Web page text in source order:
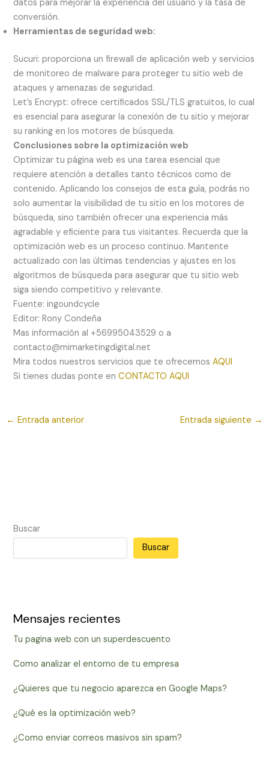
datos para mejorar la experiencia del usuario y la tasa de
conversión.
Herramientas de seguridad web:
Sucuri: proporciona un firewall de aplicación web y servicios
de monitoreo de malware para proteger tu sitio web de
ataques y amenazas de seguridad.
Let’s Encrypt: ofrece certificados SSL/TLS gratuitos, lo cual
es esencial para asegurar la conexión de tu sitio y mejorar
su ranking en los motores de búsqueda.
Conclusiones sobre la optimización web
Optimizar tu página web es una tarea esencial que
requiere atención a detalles tanto técnicos como de
contenido. Aplicando los consejos de esta guía, podrás no
solo aumentar la visibilidad de tu sitio en los motores de
búsqueda, sino también ofrecer una experiencia más
agradable y eficiente para tus visitantes. Recuerda que la
optimización web es un proceso continuo. Mantente
actualizado con las últimas tendencias y ajustes en los
algoritmos de búsqueda para asegurar que tu sitio web
siga siendo competitivo y relevante.
Fuente: ingoundcycle
Editor: Rony Condeña
Mas información al +56995043529 o a
contacto@mimarketingdigital.net
Mira todos nuestros servicios que te ofrecemosAQUI
Si tienes dudas ponte enCONTACTO AQUI
← Entrada anterior Entrada siguiente →
Buscar
Buscar
Mensajes recientes
Tu pagina web con un superdescuento
Como analizar el entorno de tu empresa
¿Quieres que tu negocio aparezca en Google Maps?
¿Qué es la optimización web?
¿Como enviar correos masivos sin spam?